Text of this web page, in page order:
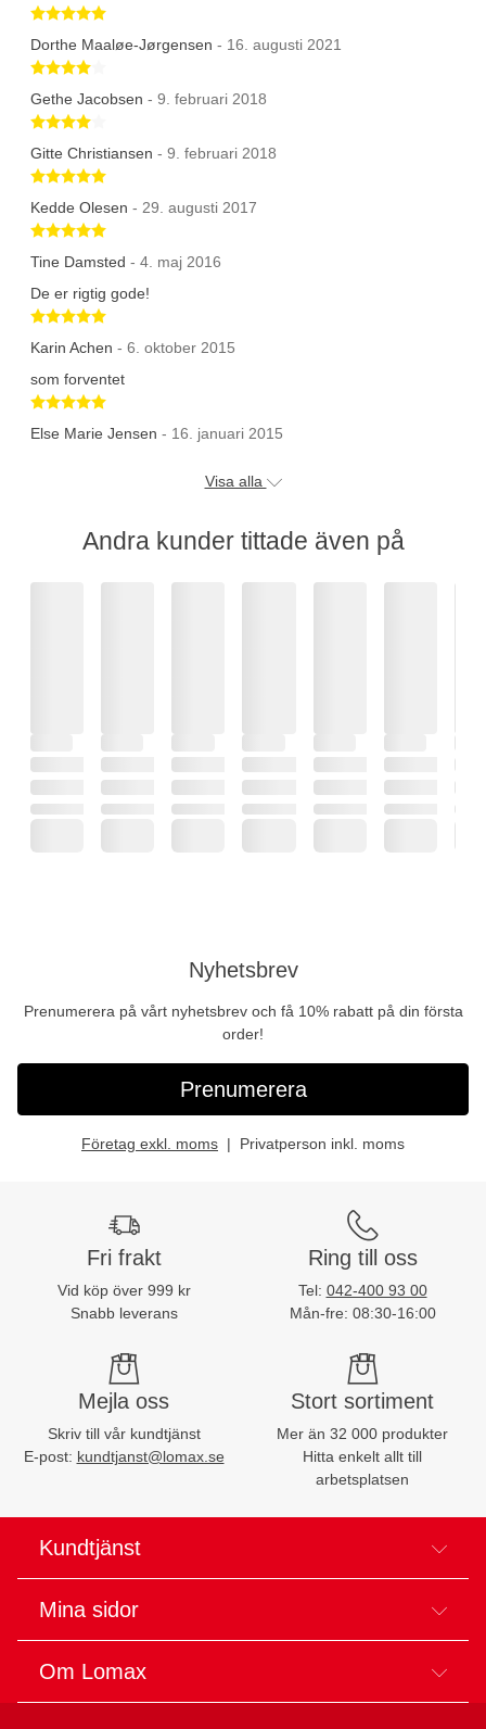
Betygsatt 5 av 5 stjärnor
Dorthe Maaløe-Jørgensen - 16. augusti 2021
Gethe Jacobsen - 9. februari 2018
Gitte Christiansen - 9. februari 2018
Betygsatt 5 av 5 stjärnor
Kedde Olesen - 29. augusti 2017
Betygsatt 5 av 5 stjärnor
Tine Damsted - 4. maj 2016
De er rigtig gode!
Betygsatt 5 av 5 stjärnor
Karin Achen - 6. oktober 2015
som forventet
Betygsatt 5 av 5 stjärnor
Else Marie Jensen - 16. januari 2015
Visa alla
Andra kunder tittade även på
Nyhetsbrev
Prenumerera på vårt nyhetsbrev och få 10% rabatt på din första
order!
Prenumerera
Företag exkl. moms Privatperson inkl. moms
Fri frakt
Vid köp över 999 kr
Snabb leverans
Ring till oss
Tel: 042-400 93 00
Mån-fre: 08:30-16:00
Mejla oss
Skriv till vår kundtjänst
E-post: kundtjanst@lomax.se
Stort sortiment
Mer än 32 000 produkter
Hitta enkelt allt till
arbetsplatsen
Kundtjänst
Mina sidor
Om Lomax